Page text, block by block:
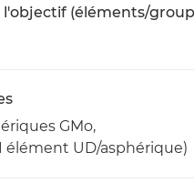
(éléments/
GMo,
élément UD/asphérique)